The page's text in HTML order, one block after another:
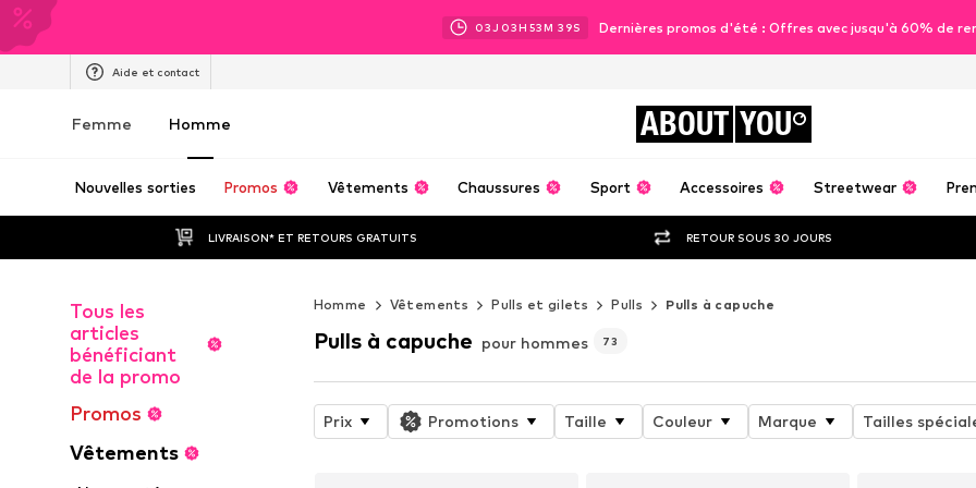
03J 03H 53M 37S Dernières promos d'été : Offres avec jusqu'à 60% de
Aide et contact
Femme Homme ABOUT YOU
Nouvelles sorties Promos Vêtements Chaussures Sport Accessoires Streetwear
LIVRAISON* ET RETOURS GRATUITS RETOUR SOUS 30 JOURS
Tous les
articles
bénéficiant
de la promo
Promos
Vêtements
Homme Vêtements Pulls et gilets Pulls Pulls à capuche
Pulls à capuche pour hommes 73
Prix Promotions Taille Couleur Marque Tailles